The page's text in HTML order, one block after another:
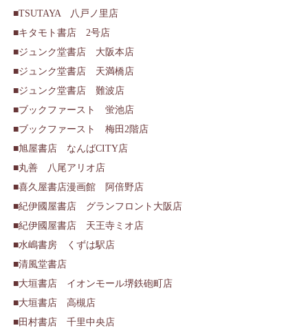
TSUTAYA 八戸ノ里店
キタモト書店 2号店
ジュンク堂書店 大阪本店
ジュンク堂書店 天満橋店
ジュンク堂書店 難波店
ブックファースト 蛍池店
ブックファースト 梅田2階店
旭屋書店 なんばCITY店
丸善 八尾アリオ店
喜久屋書店漫画館 阿倍野店
紀伊國屋書店 グランフロント大阪店
紀伊國屋書店 天王寺ミオ店
水嶋書房 くずは駅店
清風堂書店
大垣書店 イオンモール堺鉄砲町店
大垣書店 高槻店
田村書店 千里中央店